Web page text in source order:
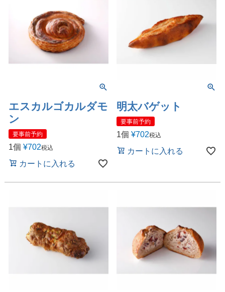
エスカルゴカルダモ
ン
要事前予約
1個 ¥702税込
カートに入れる
明太バゲット
要事前予約
1個 ¥702税込
カートに入れる